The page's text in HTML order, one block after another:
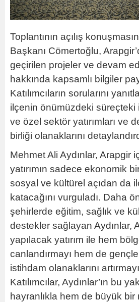
Toplantının açılış
Başkanı Cömertoğlu,
geçirilen projeler ve devam
hakkında kapsamlı bilgiler
Katılımcıların sorularını
ilçenin önümüzdeki süreçteki
ve özel sektör yatırımları ve
birliği olanaklarını
Mehmet Ali Aydınlar, Arapgir
yatırımın sadece ekonomik
sosyal ve kültürel açıdan da
katacağını vurguladı. Daha
şehirlerde eğitim, sağlık ve
destekler sağlayan Aydınlar,
yapılacak yatırım ile hem
canlandırmayı hem de
istihdam olanaklarını
Katılımcılar, Aydınlar’ın bu
hayranlıkla hem de büyük bir